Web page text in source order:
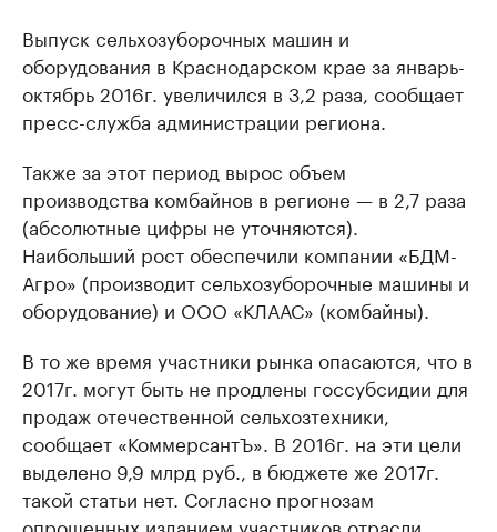
Выпуск сельхозуборочных машин и
оборудования в Краснодарском крае за январь-
октябрь 2016г. увеличился в 3,2 раза, сообщает
пресс-служба администрации региона.
Также за этот период вырос объем
производства комбайнов в регионе — в 2,7 раза
(абсолютные цифры не уточняются).
Наибольший рост обеспечили компании «БДМ-
Агро» (производит сельхозуборочные машины и
оборудование) и ООО «КЛААС» (комбайны).
В то же время участники рынка опасаются, что в
2017г. могут быть не продлены госсубсидии для
продаж отечественной сельхозтехники,
сообщает «КоммерсантЪ». В 2016г. на эти цели
выделено 9,9 млрд руб., в бюджете же 2017г.
такой статьи нет. Согласно прогнозам
опрошенных изданием участников отрасли,